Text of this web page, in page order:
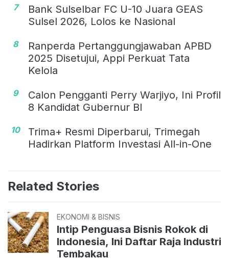
7
Bank Sulselbar FC U-10 Juara GEAS
Sulsel 2026, Lolos ke Nasional
8
Ranperda Pertanggungjawaban APBD
2025 Disetujui, Appi Perkuat Tata
Kelola
9
Calon Pengganti Perry Warjiyo, Ini Profil
8 Kandidat Gubernur BI
10
Trima+ Resmi Diperbarui, Trimegah
Hadirkan Platform Investasi All-in-One
Related Stories
EKONOMI & BISNIS
Intip Penguasa Bisnis Rokok di
Indonesia, Ini Daftar Raja Industri
Tembakau